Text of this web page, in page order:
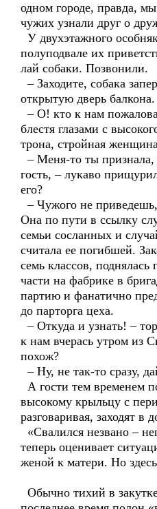
одном городе, правда,
чужих узнали друг о
У двухэтажного
полуподвале их
лай собаки. Позвонили.
– Заходите, собака
открытую дверь балкона.
– О! кто к нам
блестя глазами с
трона, стройная
– Меня-то ты признала,
гость, – лукаво
его?
– Чужого не
Она по пути в ссылку
семьи сосланных и
считала ее погибшей.
семь классов,
части на фабрике в
партию и фанатично
до парторга цеха.
– Откуда и узнать! –
к нам вчерась утром из
похож?
– Ну, не так-то сразу,
А гости тем временем
высокому крыльцу с
разговаривая, заходят в
«Свалился незвано –
теперь оценивает
женой к матери. Но
Обычно тихий в